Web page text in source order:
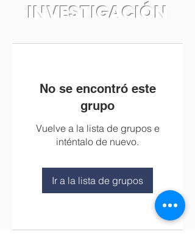
INVESTIGACIÓN
No se encontró este
grupo
Vuelve a la lista de grupos e
inténtalo de nuevo.
Ir a la lista de grupos